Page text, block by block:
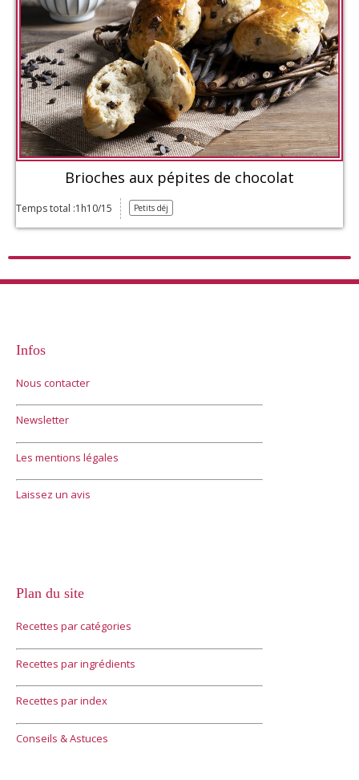
Brioches aux pépites de chocolat
Temps total :1h10/15 Petits déj
Infos
Nous contacter
Newsletter
Les mentions légales
Laissez un avis
Plan du site
Recettes par catégories
Recettes par ingrédients
Recettes par index
Conseils & Astuces